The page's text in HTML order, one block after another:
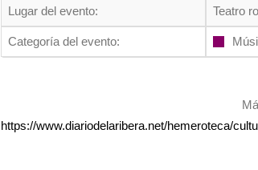
Lugar del evento: Teatro
Categoría del evento:
https://www.diariodelaribera.net/hemeroteca/